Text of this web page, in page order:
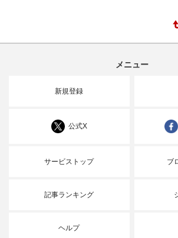
メニュー
新規登録
公式X
サービストップ ブ
記事ランキング
ヘルプ